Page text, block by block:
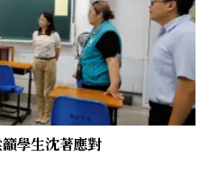
學生沈著應對